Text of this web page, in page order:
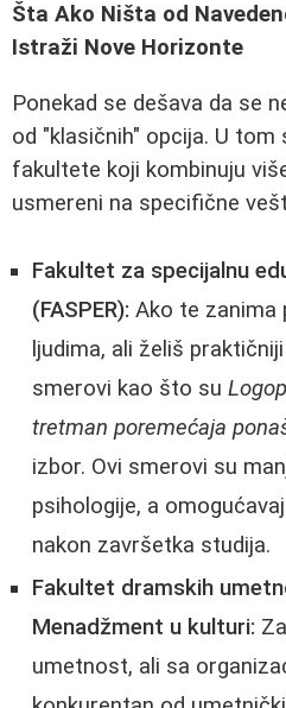
Šta Ako Ništa od
Istraži Nove Horizonte
Ponekad se dešava da se
od "klasičnih" opcija. U
fakultete koji kombinuju
usmereni na specifične
Fakultet za specijalnu
(FASPER): Ako te zanima
ljudima, ali želiš
smerovi kao što su
tretman poremećaja
izbor. Ovi smerovi su
psihologije, a
nakon završetka studija.
Fakultet dramskih
Menadžment u kulturi:
umetnost, ali sa